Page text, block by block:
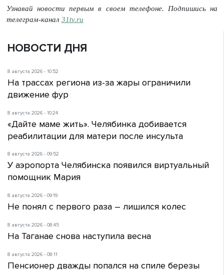
Узнавай новости первым в своем телефоне. Подпишись на
телеграм-канал 31tv.ru
НОВОСТИ ДНЯ
8 августа 2026 - 10:52
На трассах региона из-за жары ограничили
движение фур
8 августа 2026 - 10:24
«Дайте маме жить». Челябинка добивается
реабилитации для матери после инсульта
8 августа 2026 - 09:52
У аэропорта Челябинска появился виртуальный
помощник Мария
8 августа 2026 - 09:19
Не понял с первого раза – лишился колес
8 августа 2026 - 08:45
На Таганае снова наступила весна
8 августа 2026 - 08:11
Пенсионер дважды попался на спиле березы